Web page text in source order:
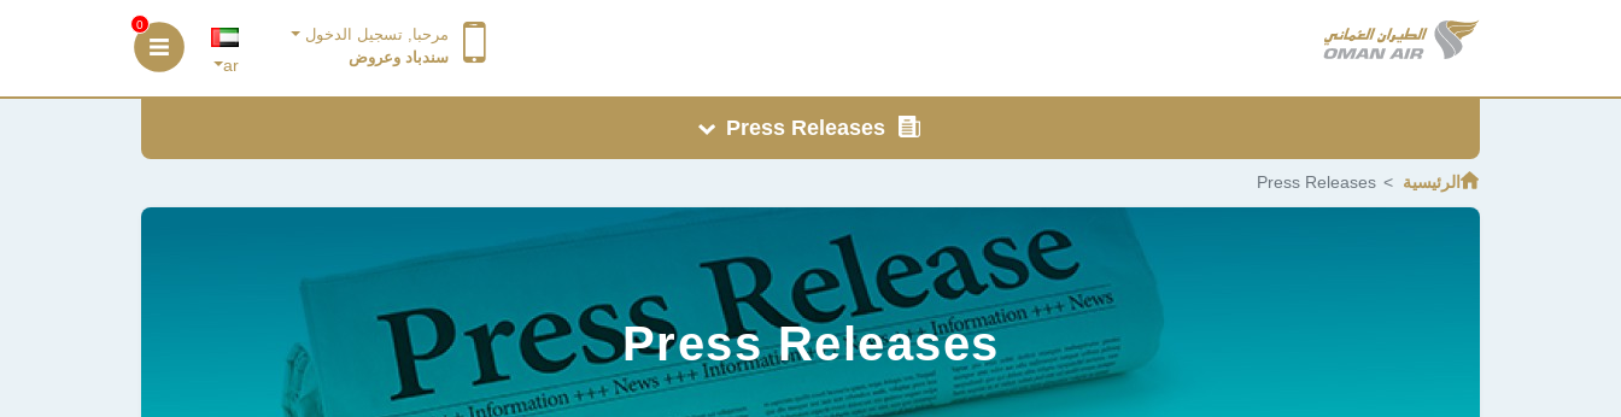
0
ar
مرحبا, تسجيل الدخول
سندباد وعروض
Press Releases
الرئيسية Press Releases
Press Releases